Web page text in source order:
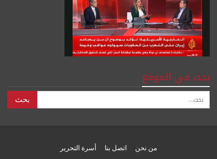
بحث في الموقع
من نحن اتصل بنا أسرة التحرير